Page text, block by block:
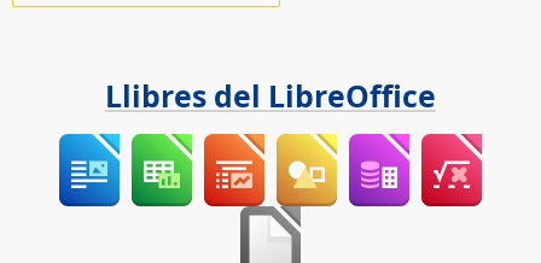
Llibres del LibreOffice